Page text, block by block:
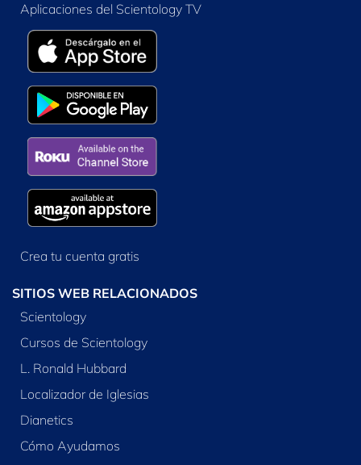
Aplicaciones del Scientology TV
Crea tu cuenta gratis
SITIOS WEB RELACIONADOS
Scientology
Cursos de Scientology
L. Ronald Hubbard
Localizador de Iglesias
Dianetics
Cómo Ayudamos